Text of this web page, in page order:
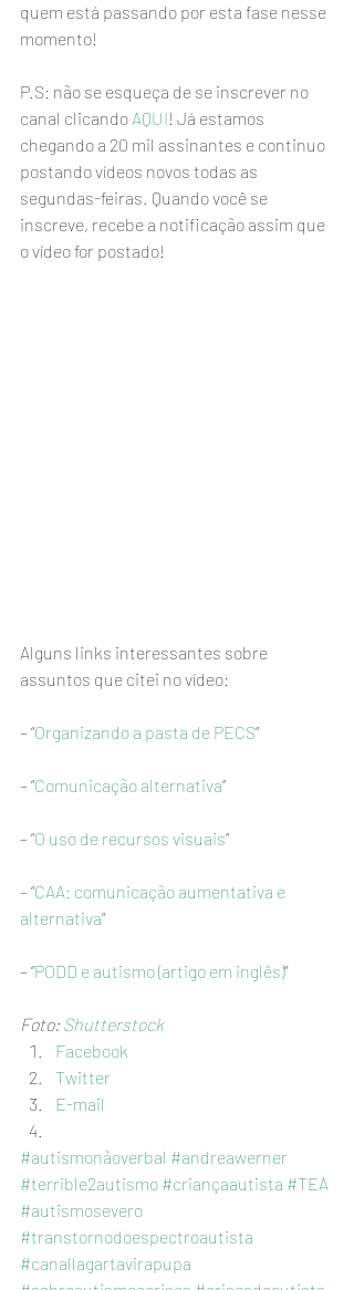
quem está passando por esta fase nesse
momento!
P.S: não se esqueça de se inscrever no
canal clicando AQUI! Já estamos
chegando a 20 mil assinantes e continuo
postando vídeos novos todas as
segundas-feiras. Quando você se
inscreve, recebe a notificação assim que
o vídeo for postado!
Alguns links interessantes sobre
assuntos que citei no vídeo:
– “Organizando a pasta de PECS”
– “Comunicação alternativa”
– “O uso de recursos visuais”
– “CAA: comunicação aumentativa e
alternativa”
– “PODD e autismo (artigo em inglês)”
Foto: Shutterstock
Facebook
Twitter
E-mail
#autismonãoverbal #andreawerner
#terrible2autismo #criançaautista #TEA
#autismosevero
#transtornodoespectroautista
#canallagartavirapupa